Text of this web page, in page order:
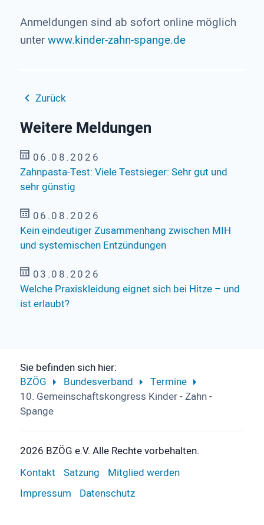
Anmeldungen sind ab sofort online möglich
unterwww.kinder-zahn-spange.de
Zurück
Weitere Meldungen
06.08.2026
Zahnpasta-Test: Viele Testsieger: Sehr gut und
sehr günstig
06.08.2026
Kein eindeutiger Zusammenhang zwischen MIH
und systemischen Entzündungen
03.08.2026
Welche Praxiskleidung eignet sich bei Hitze – und
ist erlaubt?
Sie befinden sich hier:
BZÖG
Bundesverband
Termine
10. Gemeinschaftskongress Kinder - Zahn -
Spange
2026 BZÖG e.V. Alle Rechte vorbehalten.
Kontakt Satzung
Mitglied werden
Impressum
Datenschutz